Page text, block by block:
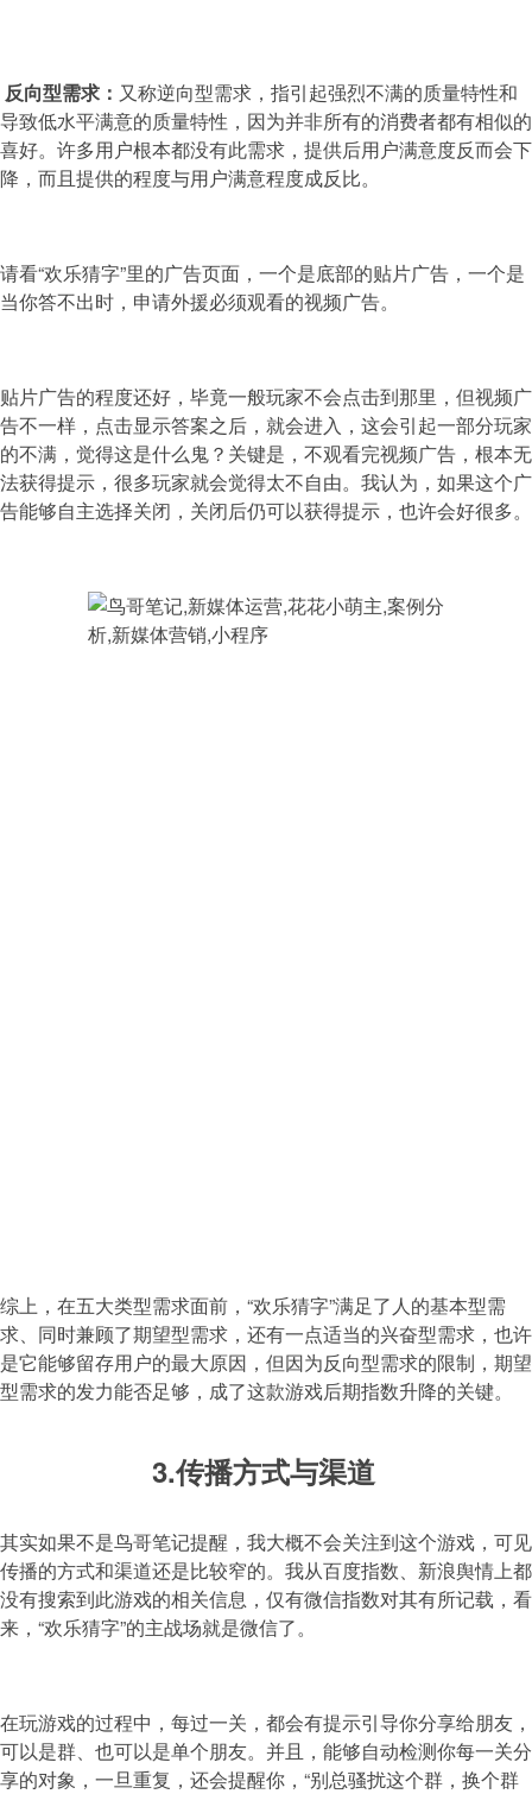
反向型需求： 又称逆向型需求，指引起强烈不满的质量特性和
导致低水平满意的质量特性，因为并非所有的消费者都有相似的
喜好。许多用户根本都没有此需求，提供后用户满意度反而会下
降，而且提供的程度与用户满意程度成反比。
请看“欢乐猜字”里的广告页面，一个是底部的贴片广告，一个是
当你答不出时，申请外援必须观看的视频广告。
贴片广告的程度还好，毕竟一般玩家不会点击到那里，但视频广
告不一样，点击显示答案之后，就会进入，这会引起一部分玩家
的不满，觉得这是什么鬼？关键是，不观看完视频广告，根本无
法获得提示，很多玩家就会觉得太不自由。我认为，如果这个广
告能够自主选择关闭，关闭后仍可以获得提示，也许会好很多。
综上，在五大类型需求面前，“欢乐猜字”满足了人的基本型需
求、同时兼顾了期望型需求，还有一点适当的兴奋型需求，也许
是它能够留存用户的最大原因，但因为反向型需求的限制，期望
型需求的发力能否足够，成了这款游戏后期指数升降的关键。
3.传播方式与渠道
其实如果不是鸟哥笔记提醒，我大概不会关注到这个游戏，可见
传播的方式和渠道还是比较窄的。我从百度指数、新浪舆情上都
没有搜索到此游戏的相关信息，仅有微信指数对其有所记载，看
来，“欢乐猜字”的主战场就是微信了。
在玩游戏的过程中，每过一关，都会有提示引导你分享给朋友，
可以是群、也可以是单个朋友。并且，能够自动检测你每一关分
享的对象，一旦重复，还会提醒你，“别总骚扰这个群，换个群